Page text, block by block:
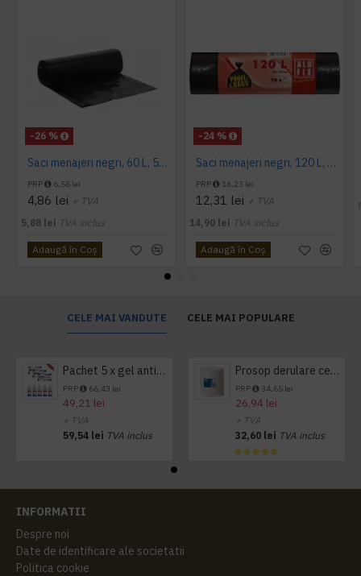
-26 %
Saci menajeri negri, 60 L, 50 buc/rola
PRP 6,56 lei
4,86 lei + TVA
5,88 lei TVA inclus
Adaugă în Coş
-24 %
Saci menajeri negri, 120 L, Alufix, 10 buc/rola
PRP 16,23 lei
12,31 lei + TVA
14,90 lei TVA inclus
Adaugă în Coş
CELE MAI VANDUTE CELE MAI POPULARE
Pachet 5 x gel antibacterian 50ml si 3 x Servetele antibacteriene 48 buc Hygienium
PRP 66,43 lei
49,21 lei
+ TVA
59,54 lei TVA inclus
Prosop derulare centrala 1 pliu, 300 m Tork
PRP 34,65 lei
26,94 lei
+ TVA
32,60 lei TVA inclus
INFORMATII
Despre noi
Date de identificare ale societatii
Politica cookie